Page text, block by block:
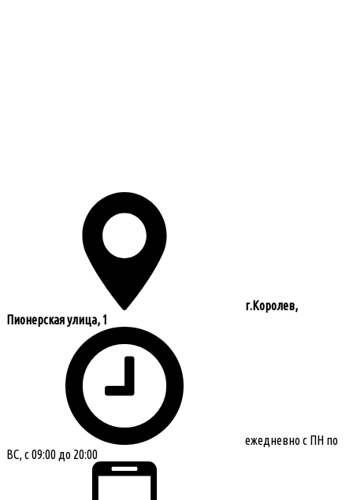
г.Королев,
Пионерская улица, 1
ежедневно с ПН по
ВС, с 09:00 до 20:00